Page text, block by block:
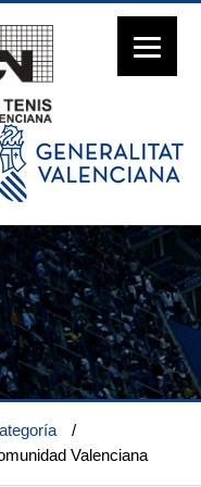
/
Valenciana